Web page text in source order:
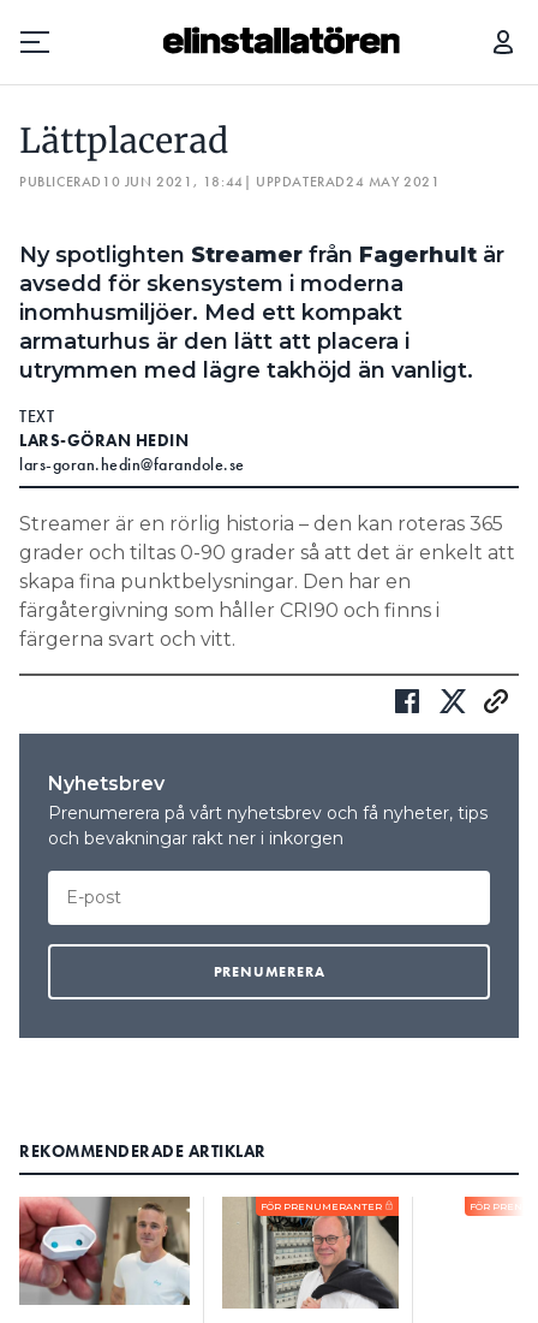
Prenumerera
Lediga jobb
Annonsera
Om tidningen
Personuppgifter
Search for:
SEARCH
Lättplacerad
PUBLICERAD 10 JUN 2021, 18:44| UPPDATERAD24 MAY 2021
Ny spotlighten Streamer från Fagerhult är
avsedd för skensystem i moderna
inomhusmiljöer. Med ett kompakt
armaturhus är den lätt att placera i
utrymmen med lägre takhöjd än vanligt.
TEXT
LARS-GÖRAN HEDIN
lars-goran.hedin@farandole.se
Streamer är en rörlig historia – den kan roteras 365
grader och tiltas 0-90 grader så att det är enkelt att
skapa fina punktbelysningar. Den har en
färgåtergivning som håller CRI90 och finns i
färgerna svart och vitt.
Nyhetsbrev
Prenumerera på vårt nyhetsbrev och få nyheter, tips
och bevakningar rakt ner i inkorgen
REKOMMENDERADE ARTIKLAR
FÖR PRENUMERANTER FÖR
LÄTTPLACERAD